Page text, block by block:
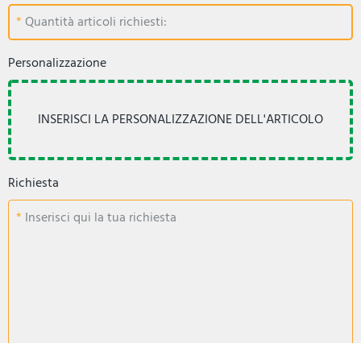
Quantità articoli richiesti:
Personalizzazione
Richiesta
Inserisci qui la tua richiesta